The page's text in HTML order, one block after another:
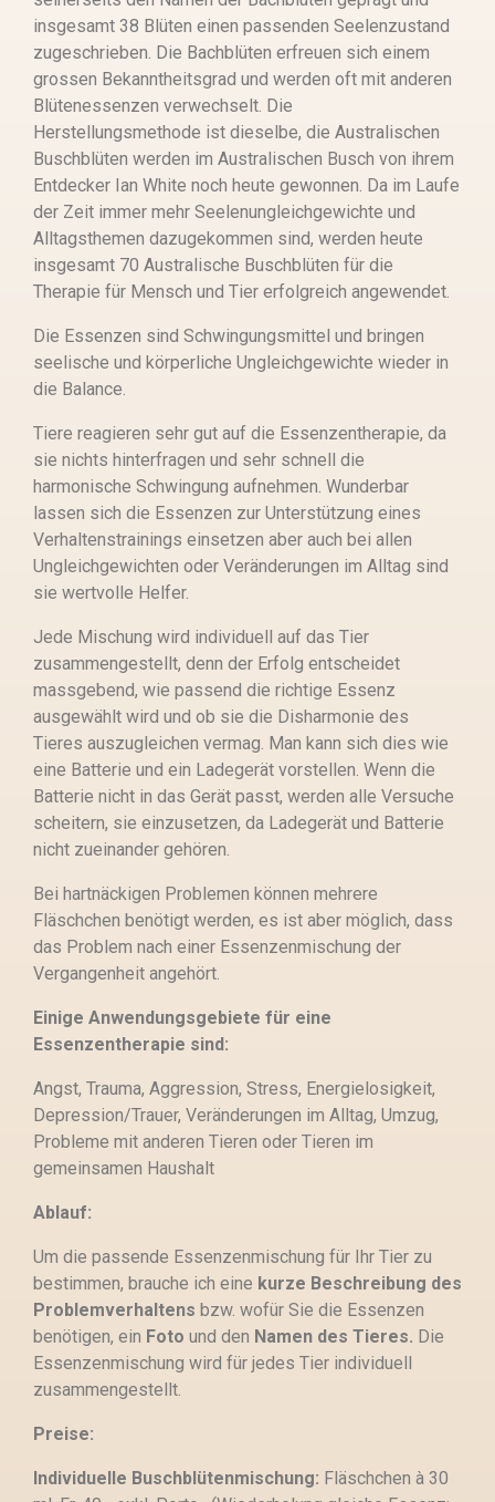
insgesamt 38 Blüten einen passenden Seelenzustand
zugeschrieben. Die Bachblüten erfreuen sich einem
grossen Bekanntheitsgrad und werden oft mit anderen
Blütenessenzen verwechselt. Die
Herstellungsmethode ist dieselbe, die Australischen
Buschblüten werden im Australischen Busch von ihrem
Entdecker Ian White noch heute gewonnen. Da im Laufe
der Zeit immer mehr Seelenungleichgewichte und
Alltagsthemen dazugekommen sind, werden heute
insgesamt 70 Australische Buschblüten für die
Therapie für Mensch und Tier erfolgreich angewendet.
Die Essenzen sind Schwingungsmittel und bringen
seelische und körperliche Ungleichgewichte wieder in
die Balance.
Tiere reagieren sehr gut auf die Essenzentherapie, da
sie nichts hinterfragen und sehr schnell die
harmonische Schwingung aufnehmen. Wunderbar
lassen sich die Essenzen zur Unterstützung eines
Verhaltenstrainings einsetzen aber auch bei allen
Ungleichgewichten oder Veränderungen im Alltag sind
sie wertvolle Helfer.
Jede Mischung wird individuell auf das Tier
zusammengestellt, denn der Erfolg entscheidet
massgebend, wie passend die richtige Essenz
ausgewählt wird und ob sie die Disharmonie des
Tieres auszugleichen vermag. Man kann sich dies wie
eine Batterie und ein Ladegerät vorstellen. Wenn die
Batterie nicht in das Gerät passt, werden alle Versuche
scheitern, sie einzusetzen, da Ladegerät und Batterie
nicht zueinander gehören.
Bei hartnäckigen Problemen können mehrere
Fläschchen benötigt werden, es ist aber möglich, dass
das Problem nach einer Essenzenmischung der
Vergangenheit angehört.
Einige Anwendungsgebiete für eine
Essenzentherapie sind:
Angst, Trauma, Aggression, Stress, Energielosigkeit,
Depression/Trauer, Veränderungen im Alltag, Umzug,
Probleme mit anderen Tieren oder Tieren im
gemeinsamen Haushalt
Ablauf:
Um die passende Essenzenmischung für Ihr Tier zu
bestimmen, brauche ich eine kurze Beschreibung des
Problemverhaltens bzw. wofür Sie die Essenzen
benötigen, ein Foto und den Namen des Tieres. Die
Essenzenmischung wird für jedes Tier individuell
zusammengestellt.
Preise:
Individuelle Buschblütenmischung: Fläschchen à 30